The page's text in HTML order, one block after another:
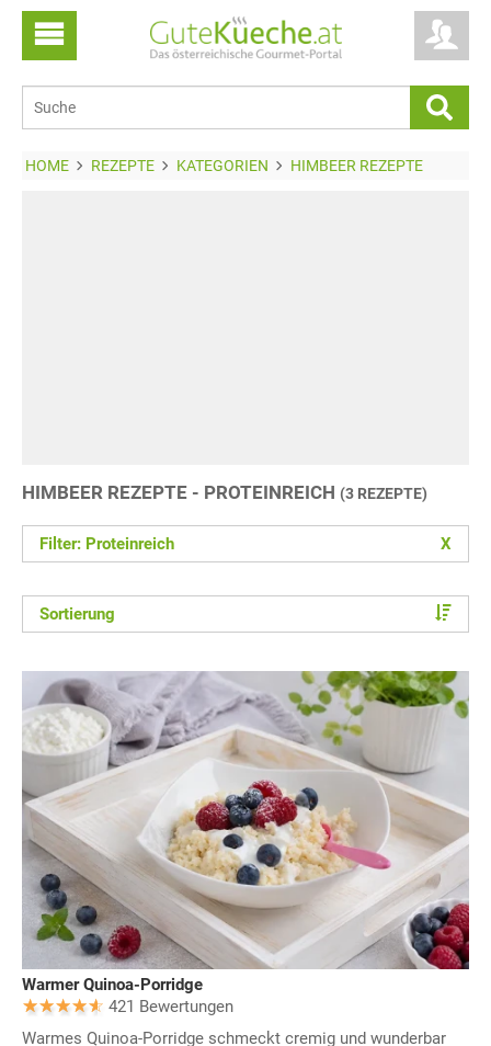
HOME REZEPTE KATEGORIEN HIMBEER REZEPTE
HIMBEER REZEPTE - PROTEINREICH (3 REZEPTE)
Filter: Proteinreich X
Sortierung
Warmer Quinoa-Porridge
421 Bewertungen
Warmes Quinoa-Porridge schmeckt cremig und wunderbar